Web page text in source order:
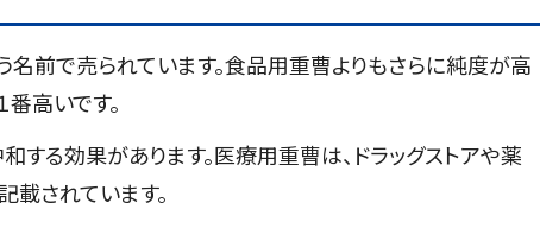
名前で売られています。食品用重曹よりもさらに純度が高
高いです。
る効果があります。医療用重曹は、ドラッグストアや薬
載されています。